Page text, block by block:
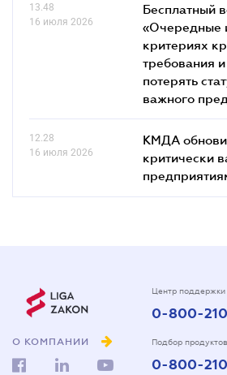
13.48
16 июля 2026
Бесплатный
«Очередные
критериях
требования
потерять
важного
12.28
16 июля 2026
КМДА
критически
О КОМПАНИИ
Центр поддержки
0-800-
Подбор
0-800-